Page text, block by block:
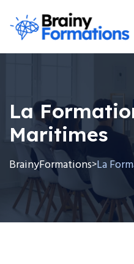
La
Maritimes
BrainyFormations>La